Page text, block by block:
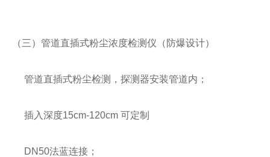
（三）管道直插式粉尘浓度检测仪（防爆设计）
管道直插式粉尘检测，探测器安装管道内；
插入深度15cm-120cm 可定制
DN50法蓝连接；